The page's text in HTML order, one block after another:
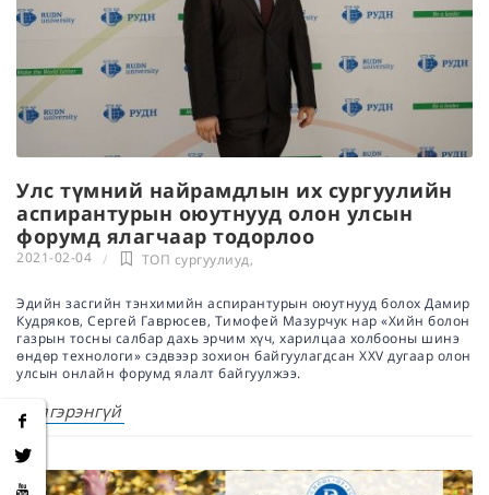
Улс түмний найрамдлын их сургуулийн
аспирантурын оюутнууд олон улсын
форумд ялагчаар тодорлоо
2021-02-04 ТОП сургуулиуд,
Эдийн засгийн тэнхимийн аспирантурын оюутнууд болох Дамир
Кудряков, Сергей Гаврюсев, Тимофей Мазурчук нар «Хийн болон
газрын тосны салбар дахь эрчим хүч, харилцаа холбооны шинэ
өндөр технологи» сэдвээр зохион байгуулагдсан XXV дугаар олон
улсын онлайн форумд ялалт байгуулжээ.
Дэлгэрэнгүй